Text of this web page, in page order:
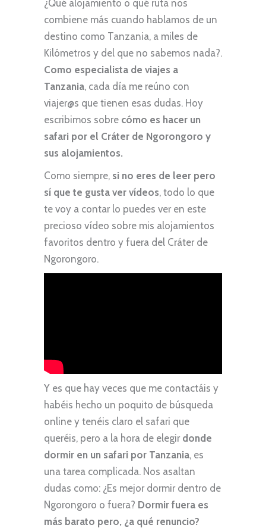
¿Qué alojamiento o qué ruta nos
combiene más cuando hablamos de un
destino como Tanzania, a miles de
Kilómetros y del que no sabemos nada?.
Como especialista de viajes a
Tanzania, cada día me reúno con
viajer@s que tienen esas dudas. Hoy
escribimos sobre cómo es hacer un
safari por el Cráter de Ngorongoro y
sus alojamientos.
Como siempre, si no eres de leer pero
sí que te gusta ver vídeos, todo lo que
te voy a contar lo puedes ver en este
precioso vídeo sobre mis alojamientos
favoritos dentro y fuera del Cráter de
Ngorongoro.
Y es que hay veces que me contactáis y
habéis hecho un poquito de búsqueda
online y tenéis claro el safari que
queréis, pero a la hora de elegir donde
dormir en un safari por Tanzania, es
una tarea complicada. Nos asaltan
dudas como: ¿Es mejor dormir dentro de
Ngorongoro o fuera? Dormir fuera es
más barato pero, ¿a qué renuncio?